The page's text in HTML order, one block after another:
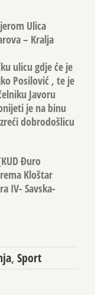
Ulica
– Kralja
ulicu gdje će je
Posilović , te je
Javoru
je na binu
dobrodošlicu
Đuro
Kloštar
IV- Savska-
, Sport